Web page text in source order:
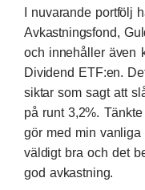
I nuvarande portfölj
Avkastningsfond,
och innehåller även
Dividend ETF:en.
siktar som sagt att
på runt 3,2%.
gör med min vanliga
väldigt bra och det
god avkastning.